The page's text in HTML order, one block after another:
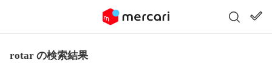
rotar の検索結果